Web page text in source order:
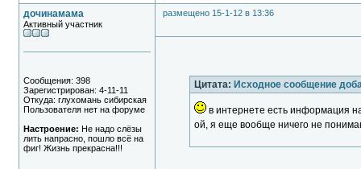
дочинамама
Активный участник
Сообщения: 398
Зарегистрирован: 4-11-11
Откуда: глухомань сибирская
Пользователя нет на форуме
Настроение: Не надо слёзы
лить напрасно, пошло всё на
фиг! Жизнь прекрасна!!!
размещено 15-1-12 в 13:36
Цитата: Исходное сообщение
в интернете есть информация
ой, я еще вообще ничего не